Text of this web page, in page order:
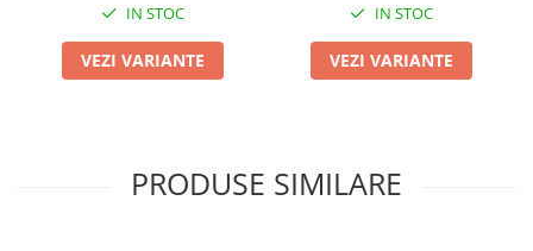
IN STOC
VEZI VARIANTE
IN STOC
VEZI VARIANTE
PRODUSE SIMILARE